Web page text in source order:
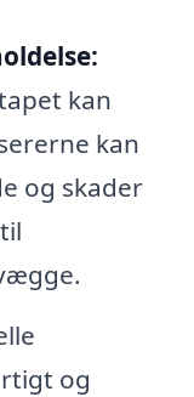
kan
kan
og skader
og